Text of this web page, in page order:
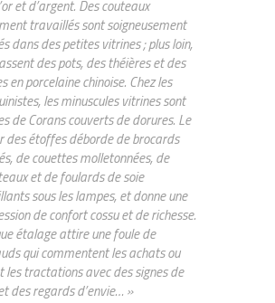
et d’argent. Des couteaux
travaillés sont soigneusement
dans des petites vitrines ; plus loin,
des pots, des théières et des
en porcelaine chinoise. Chez les
les minuscules vitrines sont
de Corans couverts de dorures. Le
des étoffes déborde de brocards
de couettes molletonnées, de
et de foulards de soie
sous les lampes, et donne une
de confort cossu et de richesse.
étalage attire une foule de
qui commentent les achats ou
les tractations avec des signes de
des regards d’envie… »